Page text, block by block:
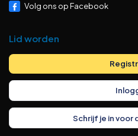
Volg ons op Facebook
Lid worden
Schrijf je in voor